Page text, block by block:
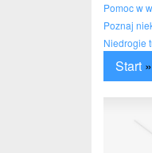
Pomoc w
Poznaj
Niedrogie
Start »